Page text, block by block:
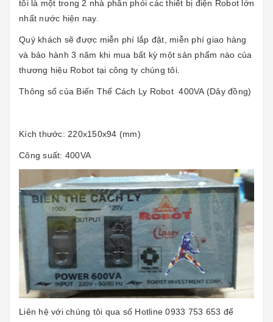
tôi là một trong 2 nhà phân phói các thiết bị điện Robot lớn
nhất nước hiện nay.
Quý khách sẽ được miễn phí lắp đặt, miễn phí giao hàng
và bảo hành 3 năm khi mua bất kỳ một sản phẩm nào của
thương hiệu Robot tại công ty chúng tôi.
Thông số của Biến Thế Cách Ly Robot 400VA (Dây đồng)
Kích thước: 220x150x94 (mm)
Công suất: 400VA
Liên hệ với chúng tôi qua số Hotline 0933 753 653 để